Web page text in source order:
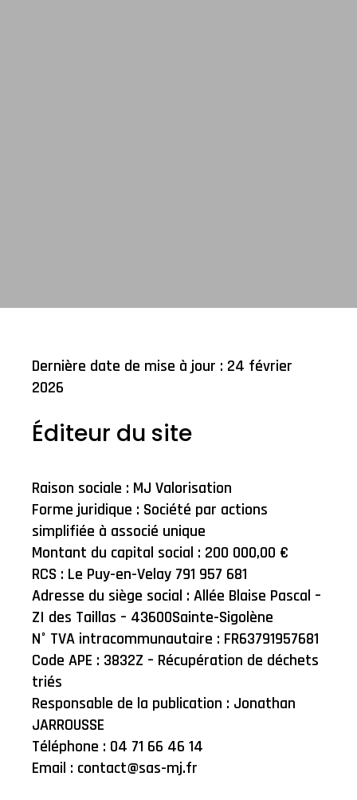
Dernière date de mise à jour : 24 février
2026
Éditeur du site
Raison sociale : MJ Valorisation
Forme juridique : Société par actions
simplifiée à associé unique
Montant du capital social : 200 000,00 €
RCS : Le Puy-en-Velay 791 957 681
Adresse du siège social : Allée Blaise Pascal –
ZI des Taillas – 43600Sainte-Sigolène
N° TVA intracommunautaire : FR63791957681
Code APE : 3832Z – Récupération de déchets
triés
Responsable de la publication : Jonathan
JARROUSSE
Téléphone : 04 71 66 46 14
Email : contact@sas-mj.fr